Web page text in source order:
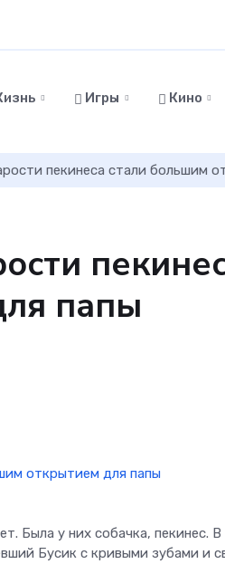
Игры Кино
пекинеса стали большим
папы
Была у них собачка, пекинес. В
Бусик с кривыми зубами и